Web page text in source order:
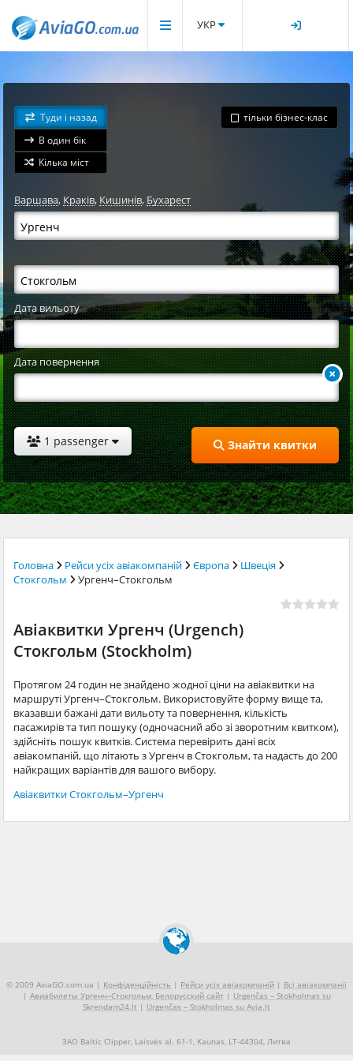
УКР
Туди і назад
В один бік
Кілька міст
тільки бізнес-клас
Варшава, Краків,Кишинів,Бухарест
Дата вильоту
Дата повернення
1 passenger Знайти квитки
Головна Рейси усіх авіакомпаній Європа
Швеція
Стокгольм
Ургенч–Стокгольм
Авіаквитки Ургенч (Urgench)
Стокгольм (Stockholm)
Протягом 24 годин не знайдено жодної ціни на авіаквитки на
маршруті Ургенч–Стокгольм. Використовуйте форму вище та,
вказавши бажані дати вильоту та повернення, кількість
пасажирів та тип пошуку (одночасний або зі зворотним квитком),
здійсніть пошук квитків. Система перевірить дані всіх
авіакомпаній, що літають з Ургенч в Стокгольм, та надасть до 200
найкращих варіантів для вашого вибору.
Авіаквитки Стокгольм–Ургенч
© 2009 AviaGO.com.ua | Конфіденційність | Рейси усіх авіакомпаній | Всі авіакомпанії
| Авиабилеты Ургенч–Стокгольм, Белорусский сайт| Urgenčas – Stokholmas su
Skrendam24.lt | Urgenčas – Stokholmas su Avia.lt
ЗАО Baltic Clipper, Laisvės al. 61-1, Kaunas, LT-44304, Литва